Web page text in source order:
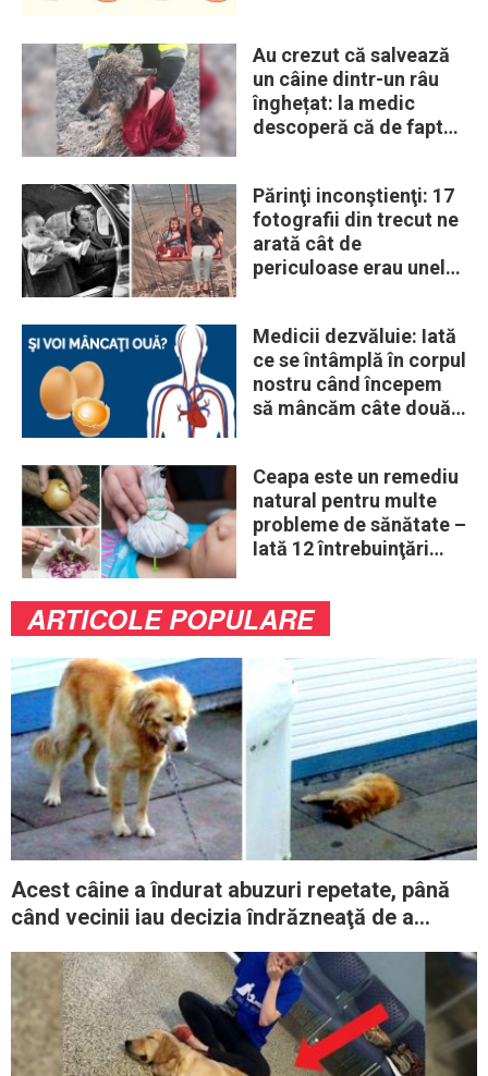
Au crezut că salvează
un câine dintr-un râu
înghețat: la medic
descoperă că de fapt
Părinţi inconştienţi: 17
fotografii din trecut ne
arată cât de
periculoase erau unele
Medicii dezvăluie: Iată
ce se întâmplă în corpul
nostru când începem
să mâncăm câte două
Ceapa este un remediu
natural pentru multe
probleme de sănătate –
Iată 12 întrebuinţări
ARTICOLE POPULARE
Acest câine a îndurat abuzuri repetate, până
când vecinii iau decizia îndrăzneaţă de a